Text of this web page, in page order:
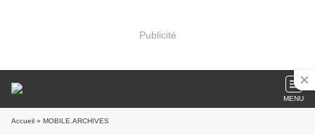
Publicité
MENU
Accueil » MOBILE.ARCHIVES